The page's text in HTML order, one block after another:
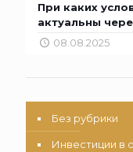
При каких
актуальны
08.08.2025
Без рубрики
Инвестиции в